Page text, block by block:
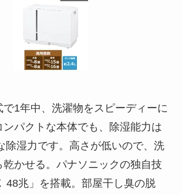
1年中、洗濯物をスピーディーに
パクトな本体でも、除湿能力は
除湿力です。高さが低いので、洗
かせる。パナソニックの独自技
48兆」を搭載。部屋干し臭の脱